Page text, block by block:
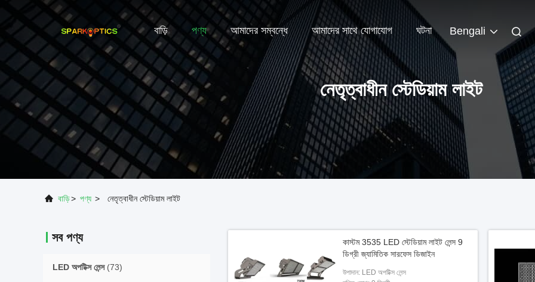
বাড়ি পণ্য আমাদের সম্বন্ধে আমাদের সাথে যোগাযোগ ঘটনা Bengali
নেতৃত্বাধীন স্টেডিয়াম লাইট
বাড়ি> পণ্য > নেতৃত্বাধীন স্টেডিয়াম লাইট
সব পণ্য
LED অপটিক্স লেন্স(73)
কাস্টম 3535 LED স্টেডিয়াম লাইট লেন্স 9
ডিগ্রী জ্যামিতিক সারফেস ডিজাইন
উপাদান: LED অপটিক্স লেন্স